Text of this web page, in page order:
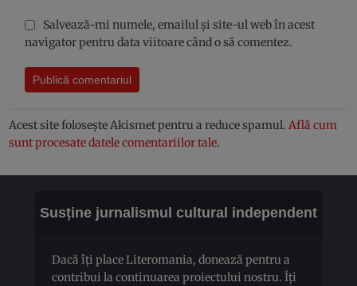
Salvează-mi numele, emailul și site-ul web în acest
navigator pentru data viitoare când o să comentez.
Acest site folosește Akismet pentru a reduce spamul.Află cum
sunt procesate datele comentariilor tale.
Susține jurnalismul cultural independent
Dacă îți place Literomania, donează pentru a
contribui la continuarea proiectului nostru. Îți